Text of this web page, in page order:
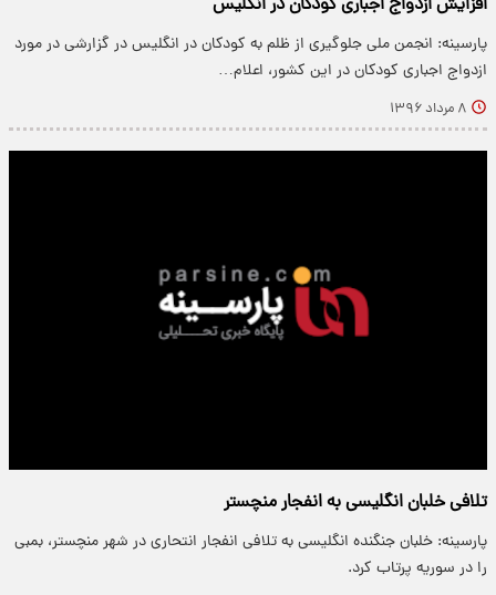
پارسینه: انجمن ملی جلوگیری از ظلم به کودکان در انگلیس در گزارشی در مورد
ازدواج اجباری کودکان در این کشور، اعلام…
۸ مرداد ۱۳۹۶
تلافی خلبان انگلیسی به انفجار منچستر
پارسینه: خلبان جنگنده انگلیسی به تلافی انفجار انتحاری در شهر منچستر، بمبی
را در سوریه پرتاب کرد.